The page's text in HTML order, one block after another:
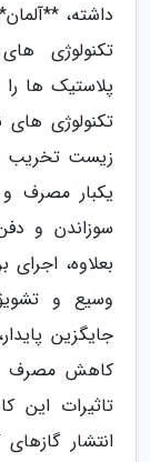
داشته،
تکنولوژی
پلاستیک ها
تکنولوژی های
زیست تخریب
یکبار مصرف
سوزاندن و
بعلاوه،
وسیع و
جایگزین
کاهش مصرف
تاثیرات
انتشار